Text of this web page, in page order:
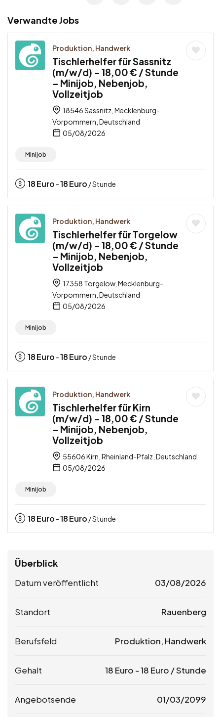
Verwandte Jobs
Produktion, Handwerk
Tischlerhelfer für Sassnitz
(m/w/d) – 18,00 € / Stunde
– Minijob, Nebenjob,
Vollzeitjob
18546 Sassnitz, Mecklenburg-
Vorpommern, Deutschland
05/08/2026
Minijob
18Euro -18Euro / Stunde
Produktion, Handwerk
Tischlerhelfer für Torgelow
(m/w/d) – 18,00 € / Stunde
– Minijob, Nebenjob,
Vollzeitjob
17358 Torgelow, Mecklenburg-
Vorpommern, Deutschland
05/08/2026
Minijob
18Euro -18Euro / Stunde
Produktion, Handwerk
Tischlerhelfer für Kirn
(m/w/d) – 18,00 € / Stunde
– Minijob, Nebenjob,
Vollzeitjob
55606 Kirn, Rheinland-Pfalz, Deutschland
05/08/2026
Minijob
18Euro -18Euro / Stunde
Überblick
Datum veröffentlicht 03/08/2026
Standort Rauenberg
Berufsfeld Produktion, Handwerk
Gehalt 18 Euro -18 Euro / Stunde
Angebotsende 01/03/2099